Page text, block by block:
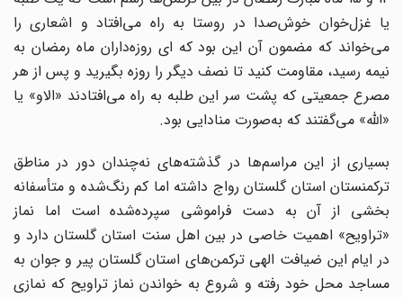
یا غزل‌خوان خوش‌صدا در روستا به راه می‌افتاد و اشعاری را
می‌خواند که مضمون آن این بود که ای روزه‌داران ماه رمضان به
نیمه رسید، مقاومت کنید تا نصف دیگر را روزه‌ بگیرید و پس از هر
مصرع جمعیتی که پشت سر این طلبه به راه می‌افتادند «الاو» یا
«الله» می‌گفتند که به‌صورت منادایی بود.
بسیاری از این مراسم‌ها در گذشته‌های نه‌چندان دور در مناطق
ترکمنستان استان گلستان رواج داشته اما ‌کم رنگ‌شده و متأسفانه
بخشی از آن به دست فراموشی سپرده‌شده است اما نماز
«تراویح» اهمیت خاصی در بین اهل سنت استان گلستان دارد و
در ایام این ضیافت الهی ترکمن‌های استان گلستان پیر و جوان به
مساجد محل خود رفته و شروع به خواندن نماز تراویح که نمازی